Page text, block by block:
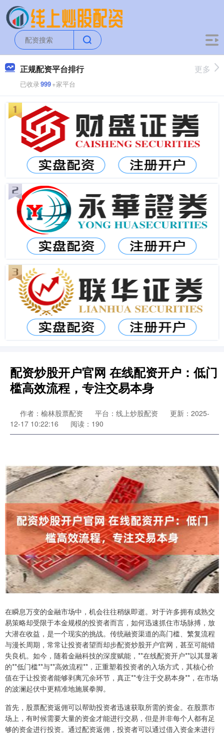
正规配资平台排行
已收录999+家平台
更多
配资炒股开户官网 在线配资开户：低门
槛高效流程，专注交易本身
作者：榆林股票配资 平台：线上炒股配资
更新：2025-
12-17 10:22:16
阅读：190
在瞬息万变的金融市场中，机会往往稍纵即逝。对于许多拥有成熟交
易策略却受限于本金规模的投资者而言，如何迅速抓住市场脉搏，放
大潜在收益，是一个现实的挑战。传统融资渠道的高门槛、繁复流程
与漫长周期，常常让投资者望而却步配资炒股开户官网，甚至可能错
失良机。如今，随着金融科技的深度赋能，**在线配资开户**以其显著
的**低门槛**与**高效流程**，正重塑着投资者的入场方式，其核心价
值在于让投资者能够剥离冗余环节，真正**专注于交易本身**，在市场
的波澜起伏中更精准地施展拳脚。
首先，股票配资返佣可以帮助投资者迅速获取所需的资金。在股票市
场上，有时候需要大量的资金才能进行交易，但是并非每个人都有足
够的资金进行投资。通过配资返佣，投资者可以通过借入资金来进行